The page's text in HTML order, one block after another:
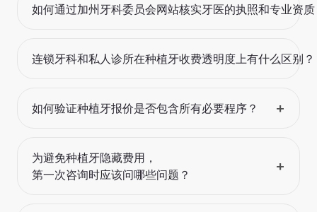
如何通过加州牙科委员会网站核实牙医的执照和专业资
连锁牙科和私人诊所在种植牙收费透明度上有什么区别？
如何验证种植牙报价是否包含所有必要程序？ +
为避免种植牙隐藏费用，
第一次咨询时应该问哪些问题？
+